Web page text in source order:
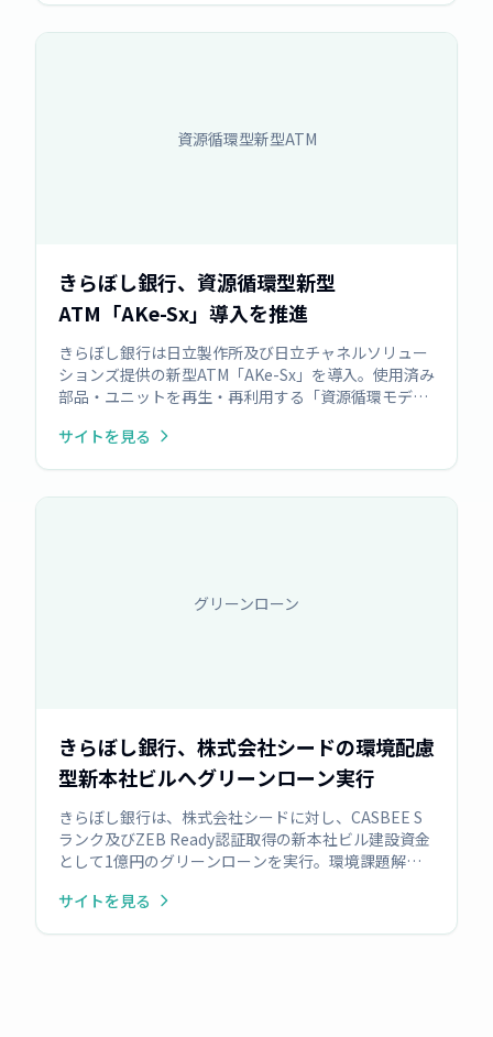
資源循環型新型ATM
きらぼし銀行、資源循環型新型
ATM「AKe-Sx」導入を推進
きらぼし銀行は日立製作所及び日立チャネルソリュー
ションズ提供の新型ATM「AKe-Sx」を導入。使用済み
部品・ユニットを再生・再利用する「資源循環モデ
環境負荷低減を目指します。
サイトを見る
グリーンローン
きらぼし銀行、株式会社シードの環境配慮
型新本社ビルへグリーンローン実行
きらぼし銀行は、株式会社シードに対し、CASBEE S
ランク及びZEB Ready認証取得の新本社ビル建設資金
として1億円のグリーンローンを実行。環境課題解決
します。
サイトを見る